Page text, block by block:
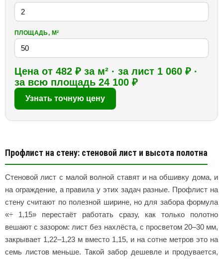
ПЛОЩАДЬ, М²
Цена от 482 ₽ за м² · за лист 1 060 ₽ ·
за всю площадь 24 100 ₽
Узнать точную цену
Профлист на стену: стеновой лист и высота полотна
Стеновой лист с малой волной ставят и на обшивку дома, и
на ограждение, а правила у этих задач разные. Профлист на
стену считают по полезной ширине, но для забора формула
«÷ 1,15» перестаёт работать сразу, как только полотно
вешают с зазором: лист без нахлёста, с просветом 20–30 мм,
закрывает 1,22–1,23 м вместо 1,15, и на сотне метров это на
семь листов меньше. Такой забор дешевле и продувается,